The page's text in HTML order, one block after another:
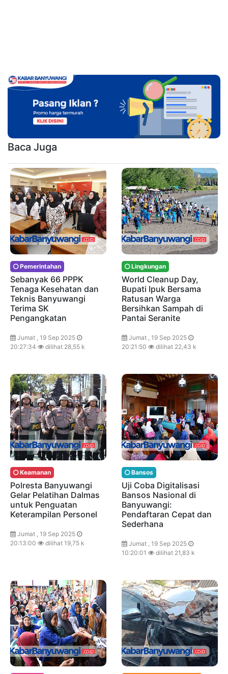
Baca Juga
Pemerintahan
Sebanyak 66 PPPK
Tenaga Kesehatan dan
Teknis Banyuwangi
Terima SK
Pengangkatan
Jumat , 19 Sep 2025
20:27:34
dilihat 28,55 k
Lingkungan
World Cleanup Day,
Bupati Ipuk Bersama
Ratusan Warga
Bersihkan Sampah di
Pantai Seranite
Jumat , 19 Sep 2025
20:21:50
dilihat 22,43 k
Keamanan
Polresta Banyuwangi
Gelar Pelatihan Dalmas
untuk Penguatan
Keterampilan Personel
Jumat , 19 Sep 2025
20:13:00
dilihat 19,75 k
Bansos
Uji Coba Digitalisasi
Bansos Nasional di
Banyuwangi:
Pendaftaran Cepat dan
Sederhana
Jumat , 19 Sep 2025
10:20:01
dilihat 21,83 k